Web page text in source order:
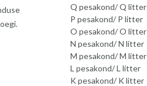
Q pesakond/ Q litter
P pesakond/ P litter
O pesakond/ O litter
N pesakond/ N litter
M pesakond/ M litter
L pesakond/ L litter
K pesakond/ K litter